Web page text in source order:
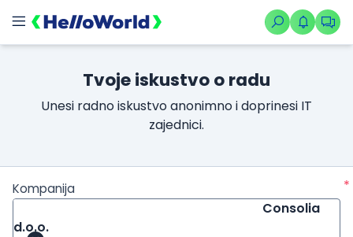
Tvoje iskustvo o radu
Unesi radno iskustvo anonimno i doprinesi IT
zajednici.
Kompanija
*
Consolia
d.o.o.
/kompanije/iskustvo/